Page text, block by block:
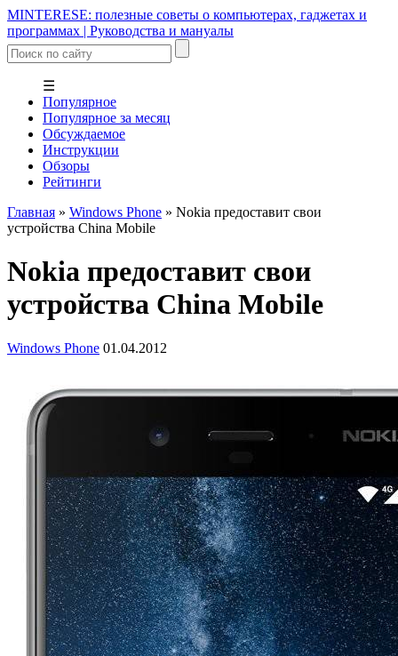
MINTERESE: полезные советы о компьютерах, гаджетах и
программах | Руководства и мануалы
☰
Популярное
Популярное за месяц
Обсуждаемое
Инструкции
Обзоры
Рейтинги
Главная » Windows Phone » Nokia предоставит свои
устройства China Mobile
Nokia предоставит свои
устройства China Mobile
Windows Phone 01.04.2012